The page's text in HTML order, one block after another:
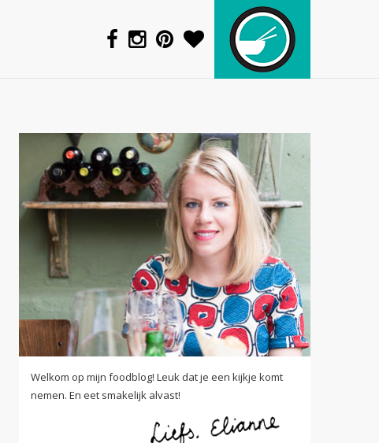
Welkom op mijn foodblog! Leuk dat je een kijkje komt
nemen. En eet smakelijk alvast!